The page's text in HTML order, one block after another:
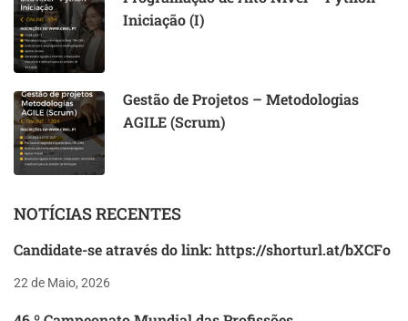
Iniciação (I)
Gestão de Projetos – Metodologias
AGILE (Scrum)
NOTÍCIAS RECENTES
Candidate-se através do link: https://shorturl.at/bXCFo
22 de Maio, 2026